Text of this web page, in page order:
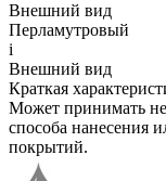
Внешний вид
Перламутровый
i
Внешний вид
Краткая
Может принимать
способа нанесения
покрытий.